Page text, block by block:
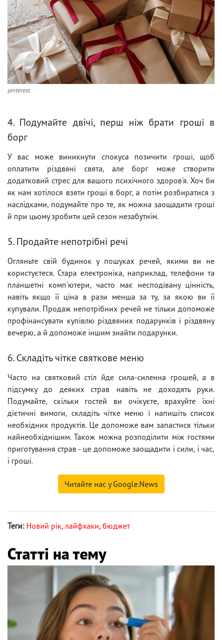
pinterest
4. Подумайте двічі, перш ніж брати гроші в
борг
У вас може виникнути спокуса позичити гроші, щоб
оплатити різдвяні свята, але борг може створити
додатковий стрес для вашого психічного здоров'я. Хоч би
як нам хотілося взяти гроші в борг, а потім розбиратися з
наслідками, подумайте про те, як можна заощадити гроші
й при цьому зробити цей сезон незабутнім.
5. Продайте непотрібні речі
Огляньте свій будинок у пошуках речей, якими ви не
користуєтеся. Стара електроніка, наприклад, телефони та
планшетні комп'ютери, часто має несподівану цінність,
навіть якщо її ціна в рази менша за ту, за якою ви її
купували. Продаж непотрібних речей не тільки допоможе
профінансувати купівлю різдвяних подарунків і різдвяну
вечерю, а й допоможе іншим знайти подарунки.
6. Складіть чітке святкове меню
Часто на святковий стіл йде сила-силенна грошей, а в
підсумку до деяких страв навіть не доходять руки.
Подумайте, скільки гостей ви очікуєте, врахуйте їхні
дієтичні вимоги, складіть чітке меню і напишіть список
необхідних продуктів. Це допоможе вам запастися тільки
найнеобхіднішим. Також можна розподілити між гостями
приготування страв - це допоможе заощадити і сили, і час,
і гроші.
Читайте нас у Google.News
Теги: Новий рік, лайфхаки, бюджет
Статті на тему